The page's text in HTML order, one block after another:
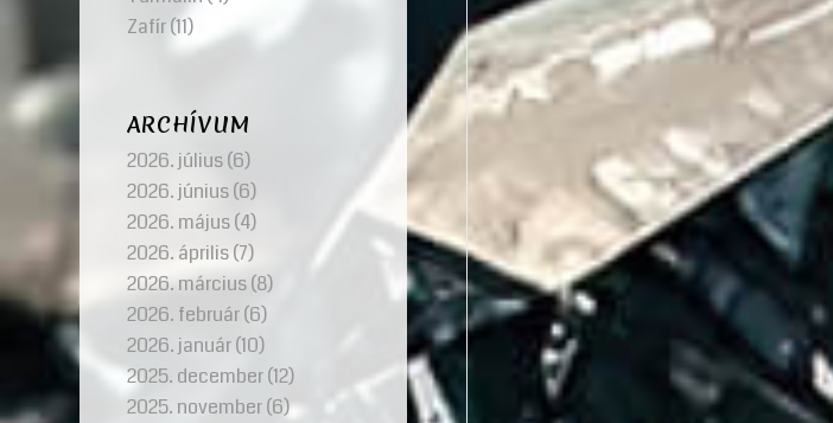
Zafír(11)
ARCHÍVUM
2026. július(6)
2026. június(6)
2026. május(4)
2026. április(7)
2026. március(8)
2026. február(6)
2026. január(10)
2025. december(12)
2025. november(6)